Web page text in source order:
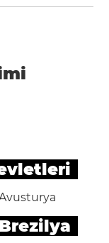
Brezilya